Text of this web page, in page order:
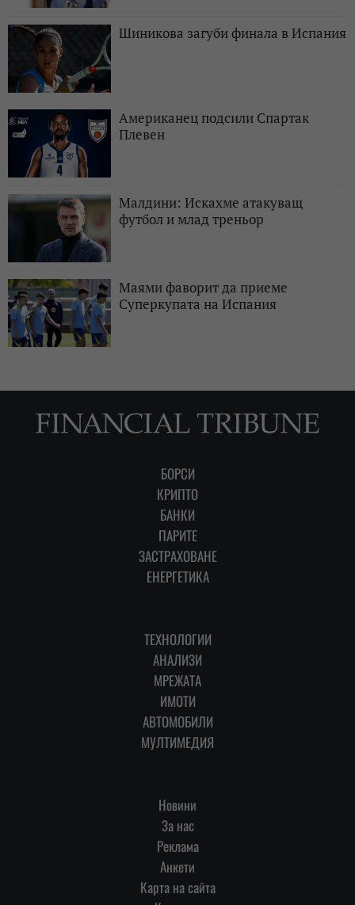
Шиникова загуби финала в Испания
Американец подсили Спартак
Плевен
Малдини: Искахме атакуващ
футбол и млад треньор
Маями фаворит да приеме
Суперкупата на Испания
БОРСИ
КРИПТО
БАНКИ
ПАРИТЕ
ЗАСТРАХОВАНЕ
ЕНЕРГЕТИКА
ТЕХНОЛОГИИ
АНАЛИЗИ
МРЕЖАТА
ИМОТИ
АВТОМОБИЛИ
МУЛТИМЕДИЯ
Новини
За нас
Реклама
Анкети
Карта на сайта